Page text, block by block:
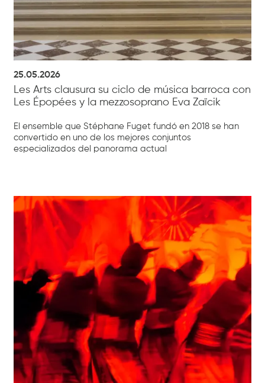
25.05.2026
Les Arts clausura su ciclo de música barroca con
Les Épopées y la mezzosoprano Eva Zaïcik
El ensemble que Stéphane Fuget fundó en 2018 se han
convertido en uno de los mejores conjuntos
especializados del panorama actual